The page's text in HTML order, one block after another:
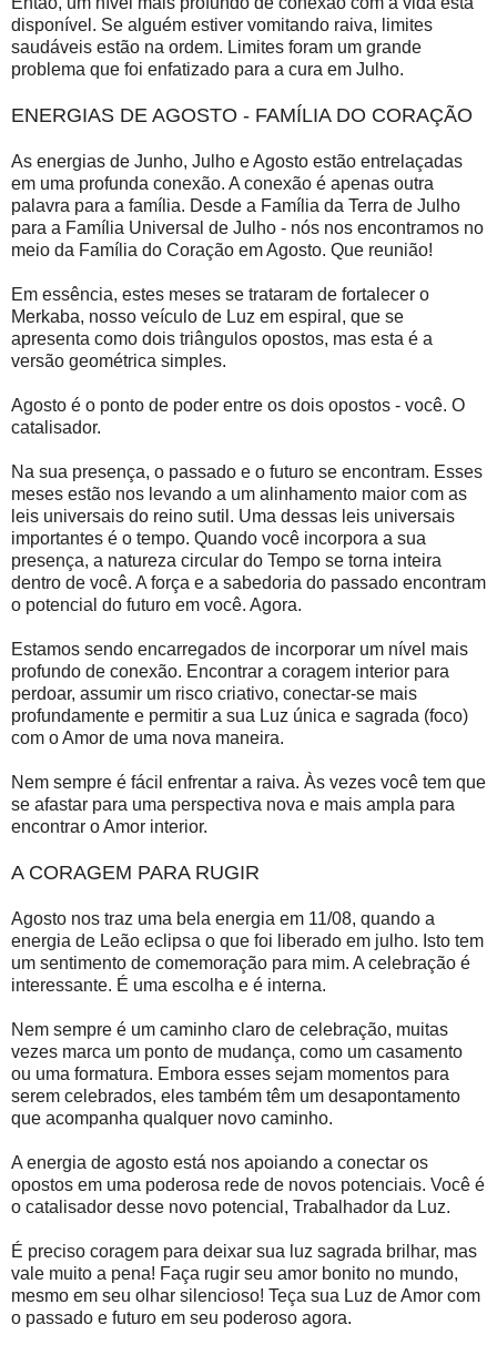
disponível. Se alguém estiver vomitando raiva, limites
saudáveis estão na ordem. Limites foram um grande
problema que foi enfatizado para a cura em Julho.
ENERGIAS DE AGOSTO - FAMÍLIA DO CORAÇÃO
As energias de Junho, Julho e Agosto estão entrelaçadas
em uma profunda conexão. A conexão é apenas outra
palavra para a família. Desde a Família da Terra de Julho
para a Família Universal de Julho - nós nos encontramos no
meio da Família do Coração em Agosto. Que reunião!
Em essência, estes meses se trataram de fortalecer o
Merkaba, nosso veículo de Luz em espiral, que se
apresenta como dois triângulos opostos, mas esta é a
versão geométrica simples.
Agosto é o ponto de poder entre os dois opostos - você. O
catalisador.
Na sua presença, o passado e o futuro se encontram. Esses
meses estão nos levando a um alinhamento maior com as
leis universais do reino sutil. Uma dessas leis universais
importantes é o tempo. Quando você incorpora a sua
presença, a natureza circular do Tempo se torna inteira
dentro de você. A força e a sabedoria do passado encontram
o potencial do futuro em você. Agora.
Estamos sendo encarregados de incorporar um nível mais
profundo de conexão. Encontrar a coragem interior para
perdoar, assumir um risco criativo, conectar-se mais
profundamente e permitir a sua Luz única e sagrada (foco)
com o Amor de uma nova maneira.
Nem sempre é fácil enfrentar a raiva. Às vezes você tem que
se afastar para uma perspectiva nova e mais ampla para
encontrar o Amor interior.
A CORAGEM PARA RUGIR
Agosto nos traz uma bela energia em 11/08, quando a
energia de Leão eclipsa o que foi liberado em julho. Isto tem
um sentimento de comemoração para mim. A celebração é
interessante. É uma escolha e é interna.
Nem sempre é um caminho claro de celebração, muitas
vezes marca um ponto de mudança, como um casamento
ou uma formatura. Embora esses sejam momentos para
serem celebrados, eles também têm um desapontamento
que acompanha qualquer novo caminho.
A energia de agosto está nos apoiando a conectar os
opostos em uma poderosa rede de novos potenciais. Você é
o catalisador desse novo potencial, Trabalhador da Luz.
É preciso coragem para deixar sua luz sagrada brilhar, mas
vale muito a pena! Faça rugir seu amor bonito no mundo,
mesmo em seu olhar silencioso! Teça sua Luz de Amor com
o passado e futuro em seu poderoso agora.